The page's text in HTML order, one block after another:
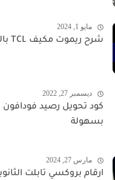
مايو 1, 2024
شرح ريموت مكيف TCL بالتفصيل
ديسمبر 27, 2022
كود تحويل رصيد فودافون
بسهولة
مارس 27, 2024
ارقام بروكسي تابلت الثانوية 2024